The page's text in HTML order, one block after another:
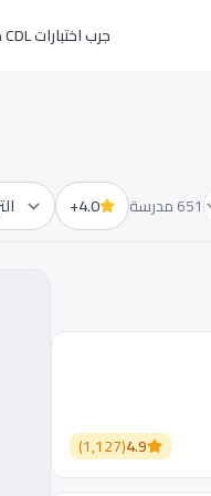
جرب اختبارات CDL مجاناً
651 مدرسة 4.0+
Sort by
4.9
(
1,127
)